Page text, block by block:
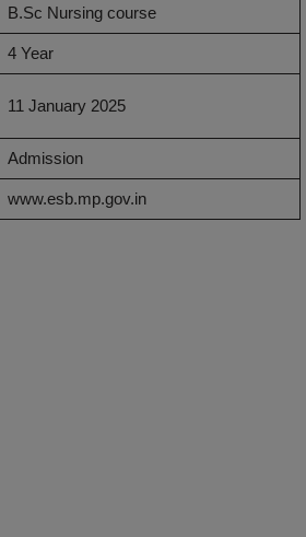
B.Sc Nursing course
4 Year
11 January 2025
Admission
www.esb.mp.gov.in